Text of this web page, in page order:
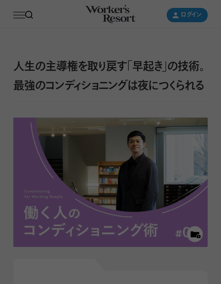
ログイン
ログイン
人生の主導権を取り戻す「早起き」の技術。
最強のコンディショニングは夜につくられる